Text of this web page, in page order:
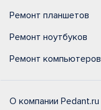
Ремонт планшетов
Ремонт ноутбуков
Ремонт компьютеров
О компании Pedant.ru